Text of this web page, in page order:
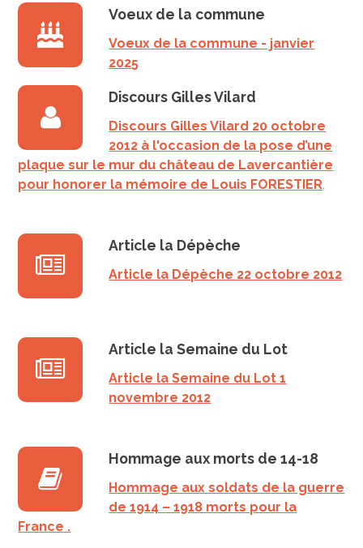
Voeux de la commune
Voeux de la commune - janvier
2025
Discours Gilles Vilard
Discours Gilles Vilard 20 octobre
2012 à l'occasion de la pose d’une
plaque sur le mur du château de Lavercantière
pour honorer la mémoire de Louis FORESTIER.
Article la Dépèche
Article la Dépèche 22 octobre 2012
Article la Semaine du Lot
Article la Semaine du Lot 1
novembre 2012
Hommage aux morts de 14-18
Hommage aux soldats de la guerre
de 1914 – 1918 morts pour la
France .